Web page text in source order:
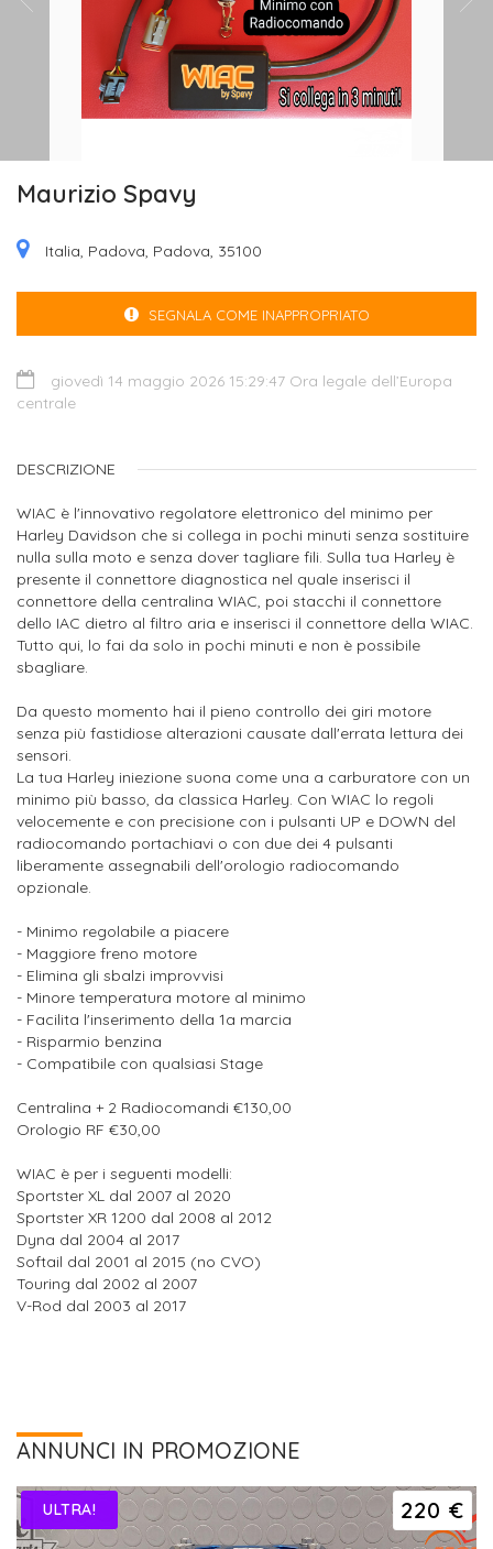
Maurizio Spavy
Italia, Padova, Padova, 35100
SEGNALA COME INAPPROPRIATO
giovedì 14 maggio 2026 15:29:47 Ora legale dell’Europa
centrale
DESCRIZIONE
WIAC è l'innovativo regolatore elettronico del minimo per
Harley Davidson che si collega in pochi minuti senza sostituire
nulla sulla moto e senza dover tagliare fili. Sulla tua Harley è
presente il connettore diagnostica nel quale inserisci il
connettore della centralina WIAC, poi stacchi il connettore
dello IAC dietro al filtro aria e inserisci il connettore della WIAC.
Tutto qui, lo fai da solo in pochi minuti e non è possibile
sbagliare.
Da questo momento hai il pieno controllo dei giri motore
senza più fastidiose alterazioni causate dall'errata lettura dei
sensori.
La tua Harley iniezione suona come una a carburatore con un
minimo più basso, da classica Harley. Con WIAC lo regoli
velocemente e con precisione con i pulsanti UP e DOWN del
radiocomando portachiavi o con due dei 4 pulsanti
liberamente assegnabili dell'orologio radiocomando
opzionale.
- Minimo regolabile a piacere
- Maggiore freno motore
- Elimina gli sbalzi improvvisi
- Minore temperatura motore al minimo
- Facilita l'inserimento della 1a marcia
- Risparmio benzina
- Compatibile con qualsiasi Stage
Centralina + 2 Radiocomandi €130,00
Orologio RF €30,00
WIAC è per i seguenti modelli:
Sportster XL dal 2007 al 2020
Sportster XR 1200 dal 2008 al 2012
Dyna dal 2004 al 2017
Softail dal 2001 al 2015 (no CVO)
Touring dal 2002 al 2007
V-Rod dal 2003 al 2017
ANNUNCI IN PROMOZIONE
220 €
ULTRA!